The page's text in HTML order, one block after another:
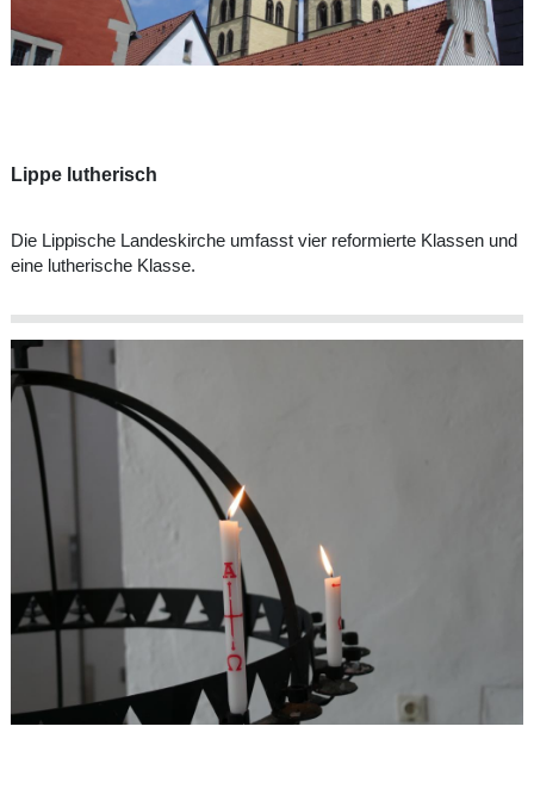
Lippe lutherisch
Die Lippische Landeskirche umfasst vier reformierte Klassen und
eine lutherische Klasse.